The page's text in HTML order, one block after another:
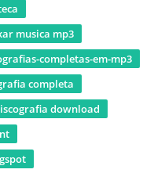
musica mp3
completas-em-mp3
completa
download